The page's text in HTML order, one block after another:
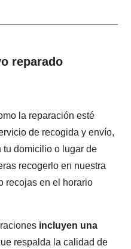
reparado
la reparación esté
de recogida y envío,
tu domicilio o lugar de
recogerlo en nuestra
recojas en el horario
incluyen una
respalda la calidad de